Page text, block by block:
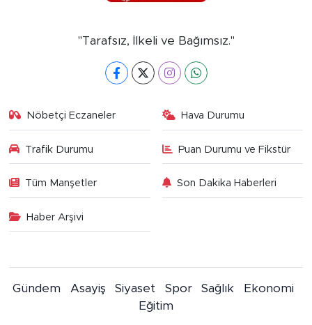
"Tarafsız, İlkeli ve Bağımsız."
Nöbetçi Eczaneler Hava Durumu
Trafik Durumu Puan Durumu ve Fikstür
Tüm Manşetler Son Dakika Haberleri
Haber Arşivi
Gündem Asayiş Siyaset Spor Sağlık
Ekonomi
Eğitim